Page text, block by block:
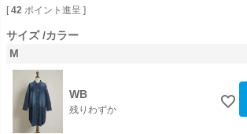
[ 42 ポイント進呈 ]
サイズ カラー
M
WB
残りわずか